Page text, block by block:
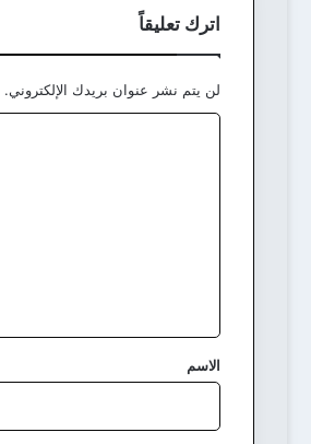
اترك تعليقاً
لن يتم نشر عنوان بريدك الإلكتروني.
*
الاسم